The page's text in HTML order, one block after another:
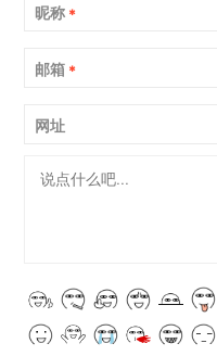
昵称 *
邮箱 *
网址